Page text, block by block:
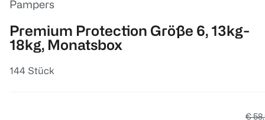
Pampers
Premium Protection Größe 6, 13kg-
18kg, Monatsbox
144 Stück
€